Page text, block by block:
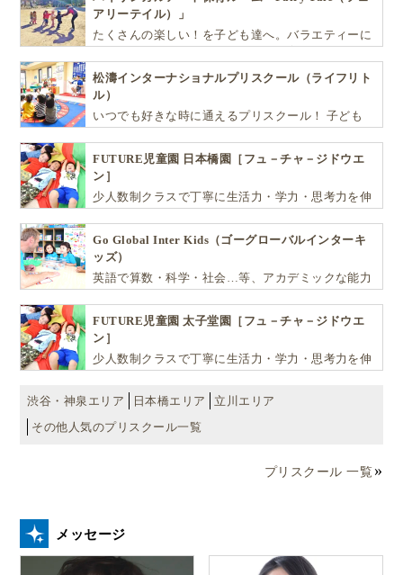
次にご紹介するのは絵本についている朗読ストリーミ
ングアルバムやYouTube配信CDです。
英語の本の読み聞かせは、ちょっとハードルが高いわ！
という方にとっても気軽に英語絵本を楽しめる方法の
１つです。
方法としては、歌のストリーミングアルバムや
YouTube配信CDのように最初からかけ流しをせず、ま
の違いなどを楽しんでみるのもいいでしょう。子供が
ストーリーを理解できて、楽しめたらかけ流しスター
アリーテイル）」
たくさんの楽しい！を子ども達へ。バラエティーに
『生きる力』を育てます。
松濤インターナショナルプリスクール（ライフリト
ル）
いつでも好きな時に通えるプリスクール！ 子ども
自ら進んで学ぶこと、考える力を育みます
FUTURE児童園 日本橋園［フュ－チャ－ジドウエ
ン］
少人数制クラスで丁寧に生活力・学力・思考力を伸
Go Global Inter Kids（ゴーグローバルインターキ
ッズ）
英語で算数・科学・社会…等、アカデミックな能力
を育む少人数制のプリスクールです。
FUTURE児童園 太子堂園［フュ－チャ－ジドウエ
ン］
少人数制クラスで丁寧に生活力・学力・思考力を伸
渋谷・神泉エリア
日本橋エリア
立川エリア
その他人気のプリスクール一覧
プリスクール 一覧
メッセージ